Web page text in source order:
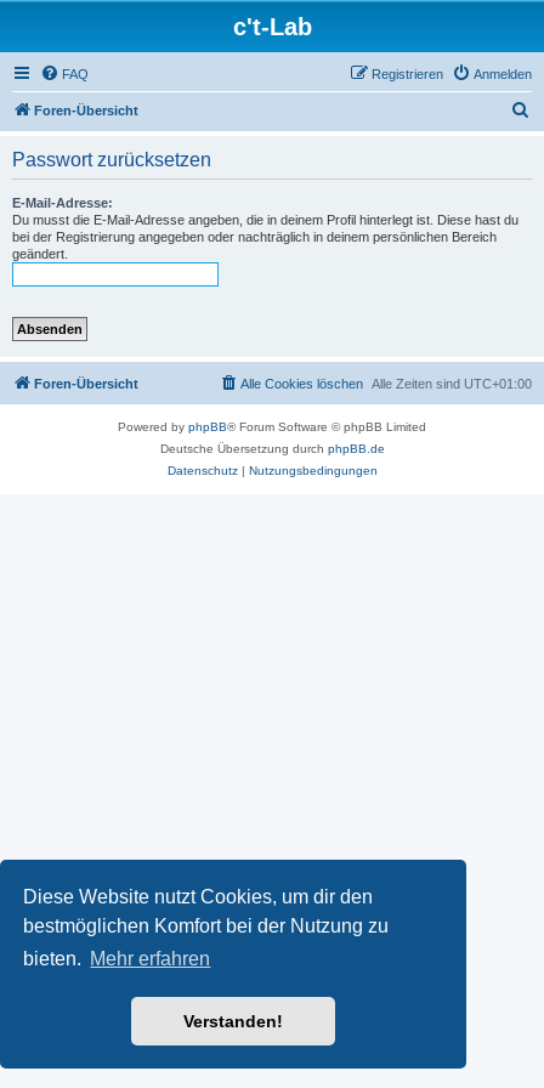
Diese Website nutzt Cookies, um dir den
bestmöglichen Komfort bei der Nutzung zu
bieten. Mehr erfahren
Verstanden!
c't-Lab
FAQ Anmelden
Registrieren
Foren-Übersicht
Passwort zurücksetzen
E-Mail-Adresse:
Du musst die E-Mail-Adresse angeben, die in deinem Profil hinterlegt ist. Diese hast du
bei der Registrierung angegeben oder nachträglich in deinem persönlichen Bereich
geändert.
Foren-Übersicht Alle Zeiten sind UTC+01:00
Alle Cookies löschen
Powered by phpBB® Forum Software © phpBB Limited
Deutsche Übersetzung durch phpBB.de
Datenschutz| Nutzungsbedingungen